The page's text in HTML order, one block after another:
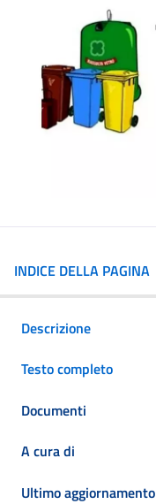
INDICE DELLA PAGINA
Descrizione
Testo completo
Documenti
A cura di
Ultimo aggiornamento